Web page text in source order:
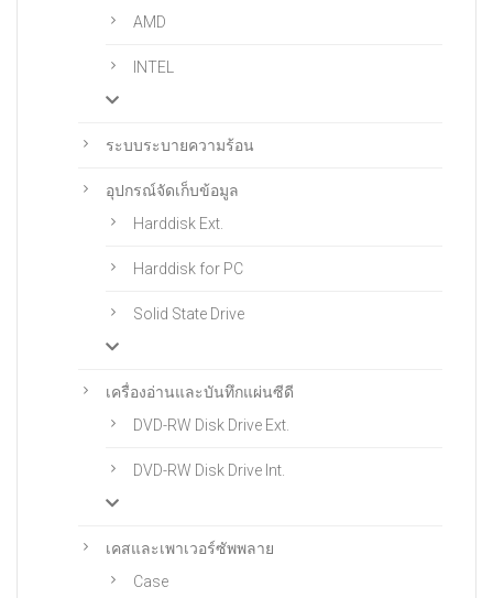
AMD
INTEL
ระบบระบายความร้อน
อุปกรณ์จัดเก็บข้อมูล
Harddisk Ext.
Harddisk for PC
Solid State Drive
เครื่องอ่านและบันทึกแผ่นซีดี
DVD-RW Disk Drive Ext.
DVD-RW Disk Drive Int.
เคสและเพาเวอร์ซัพพลาย
Case